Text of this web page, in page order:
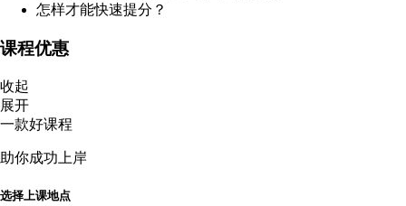
怎样才能快速提分？
课程优惠
收起
展开
一款好课程
助你成功上岸
选择上课地点